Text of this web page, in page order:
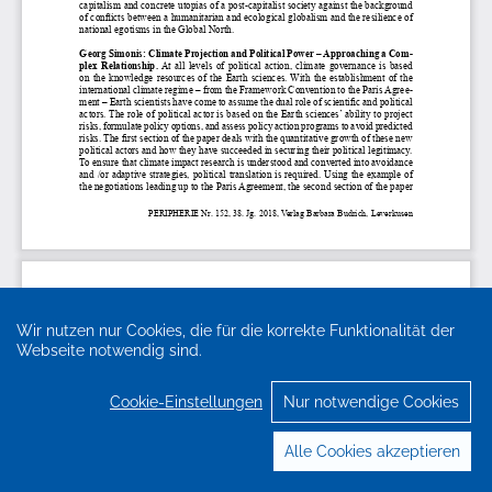
Wir nutzen nur Cookies, die für die korrekte Funktionalität der
Webseite notwendig sind.
Cookie-Einstellungen Nur notwendige Cookies
Alle Cookies akzeptieren